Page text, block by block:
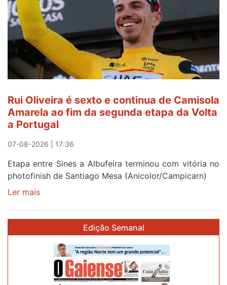
do
gaiense
Rui
Oliveira
após
quinto
lugar
Beja
e
Elvas
Rui Oliveira é sexto e continua de Camisola
Amarela ao fim da segunda etapa da Volta
a Portugal
07-08-2026 | 17:36
Etapa entre Sines a Albufeira terminou com vitória no
photofinish de Santiago Mesa (Anicolor/Campicarn)
Ler mais
continua
Edição Semanal